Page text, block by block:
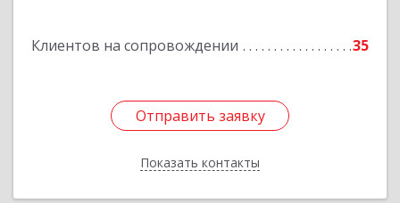
Клиентов на сопровождении 35
Отправить заявку
Показать контакты
Отправить заявку
Назад